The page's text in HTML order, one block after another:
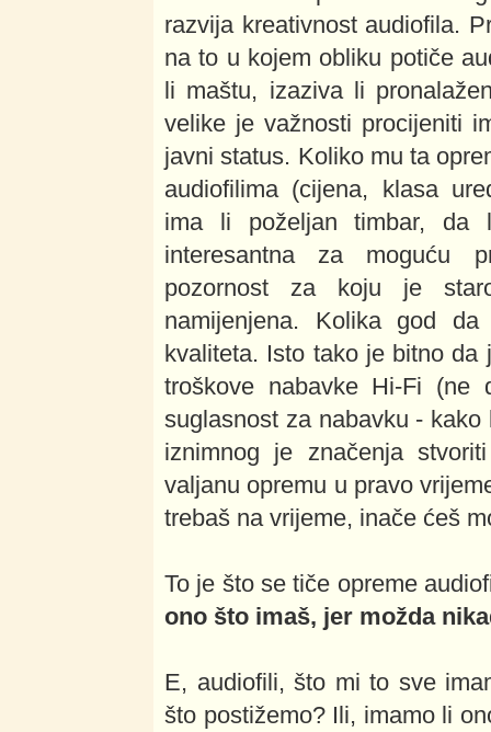
razvija kreativnost audiofila.
na to u kojem obliku potiče
li maštu, izaziva li
velike je važnosti procijeniti
javni status. Koliko mu ta
audiofilima (cijena, klasa
ima li poželjan timbar, da
interesantna za moguću
pozornost za koju je
namijenjena. Kolika god
kvaliteta. Isto tako je bitno
troškove nabavke Hi-Fi
suglasnost za nabavku -
iznimnog je značenja
valjanu opremu u pravo
trebaš na vrijeme, inače ćeš
To je što se tiče opreme
ono što imaš, jer možda
E, audiofili, što mi to sve
što postižemo? Ili, imamo li